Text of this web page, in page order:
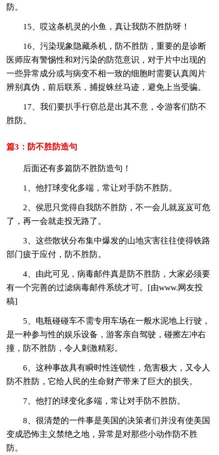
防。
15、哎这条机灵的小鱼，真让我防不胜防呀！
16、污染现象隐藏杀机，防不胜防，重要的是诊断
医师应有警惕性和对污染的防范意识，对于片中出现的
一些异常成分或与病变不相一致的细胞时需要认真阅片
辨别真伪，前后联系，捕捉蛛丝马迹，避免上当受骗。
17、我们要扒手行窃总是出其不意，令游客们防不
胜防。
篇3：防不胜防造句
后面还有多篇防不胜防造句！
1、他打球变化多端，常让对手防不胜防。
2、侯思只觉得自我防不胜防，不一会儿就岌岌可危
了，再一会就走投无路了。
3、这些散状分布集中爆发的山地灾害往往使得铁路
部门疲于应付，防不胜防。
4、由此可见，病毒邮件真是防不胜防，大家必须要
有一个完善的过滤病毒邮件系统才可。[由www.网友投
稿]
5、电瓶碰碰车不需专用车场在一般水泥地上行驶，
是一种参与性的娱乐设备，游客亲自驾驶，碰擦左冲右
撞，防不胜防，令人刺激精彩。
6、这种事故具有瞬时性连锁性，危害极大，又令人
防不胜防，它给人民的生命财产带来了巨大的损失。
7、他打的球变化多端，常让对手防不胜防。
8、很清楚的一件事是美国的决策者们并没有使美国
变成恐怖主义禁绝之地，异常是对那些小动作防不胜
防。